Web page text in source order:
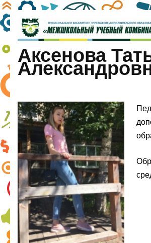
Перейти
к
содержимому
(нажмите
Enter)
МБУДО
комбинат»
Аксенова